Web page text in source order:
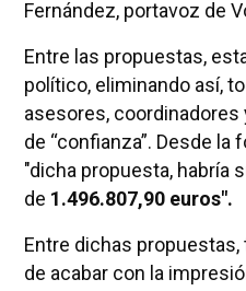
Fernández, portavoz de
Entre las propuestas,
político, eliminando así,
asesores,
de “confianza”. Desde
"dicha propuesta, habría
de 1.496.807,90 euros".
Entre dichas
de acabar con la